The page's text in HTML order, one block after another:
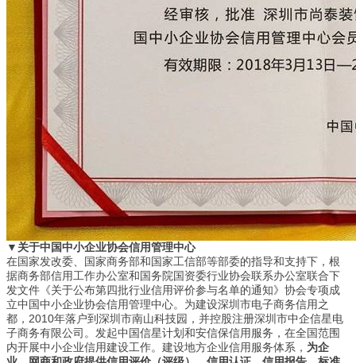
▼关于中国中小企业协会信用管理中心
在国家发改委、国家商务部和国家工信部等部委的指导和支持下，根
据商务部信用工作办公室和国务院国资委行业协会联系办公室联合下
发文件《关于公布第四批行业信用评价参与名单的通知》协会专项成
立中国中小企业协会信用管理中心。为建设深圳市电子商务信用之
都，2010年落户到深圳市南山科技园，并控股注册深圳市中企信星电
子商务有限公司。发起中国信星计划和安信保信用服务，在全国范围
内开展中小企业信用建设工作。建设地方企业信用服务体系， 为企